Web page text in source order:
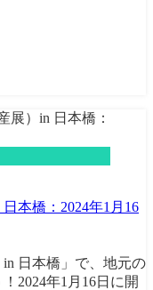
本橋：2024年1月16
in 日本橋」で、地元の
2024年1月16日に開